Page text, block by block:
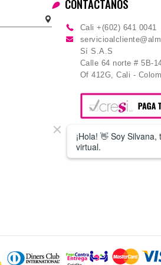
CONTÁCTANOS
Cali +(602) 641 0041
Sí S.A.S
Calle 64 norte # 5B-
Of 412G, Cali -